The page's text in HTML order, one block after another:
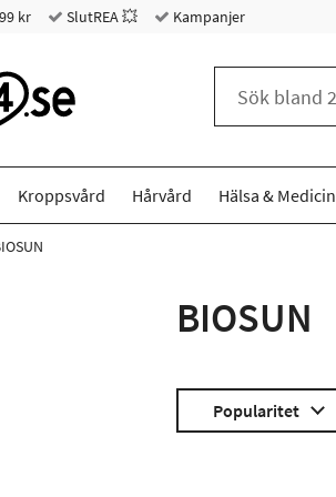
kr SlutREA 💥 Kampanjer
Kroppsvård Hårvård Hälsa & Medicin
BIOSUN
Popularitet